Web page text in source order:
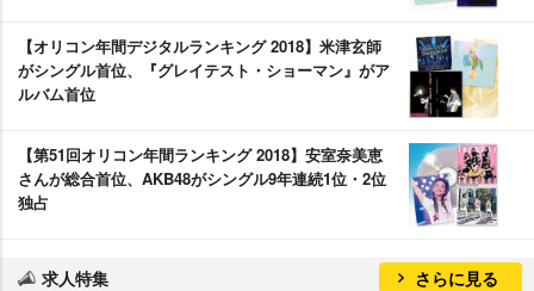
【オリコン年間デジタルランキング 2018】米津玄師
がシングル首位、『グレイテスト・ショーマン』がア
ルバム首位
【第51回オリコン年間ランキング 2018】安室奈美恵
さんが総合首位、AKB48がシングル9年連続1位・2位
独占
求人特集 さらに見る